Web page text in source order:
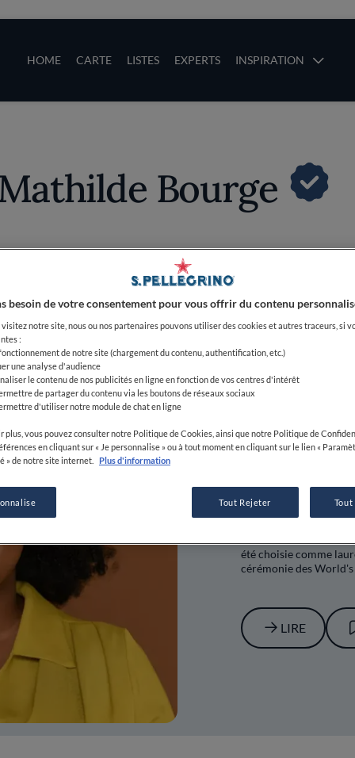
HOME CARTE LISTES EXPERTS INSPIRATION
Bourge
Dernières actualités
Best Icon
été choisie comme
cérémonie des
LIRE
besoin de votre consentement pour vous offrir du contenu
notre site, nous ou nos partenaires pouvons utiliser des cookies et autres traceurs, si
:
de notre site (chargement du contenu, authentification, etc.)
une analyse d'audience
le contenu de nos publicités en ligne en fonction de vos centres d'intérêt
de partager du contenu via les boutons de réseaux sociaux
d'utiliser notre module de chat en ligne
plus, vous pouvez consulter notre Politique de Cookies, ainsi que notre Politique de
en cliquant sur « Je personnalise » ou à tout moment en cliquant sur le lien «
» de notre site internet.
Plus d'information
Tout Rejeter Tout